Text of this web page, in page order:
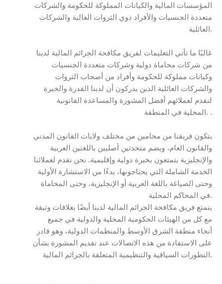
المؤسسات المالية والكيانات المملوكة للحكومة والشركات
متعددة الجنسيات والأفراد ذوي الثروات العالية والشركات
العائلية.
غالبًا ما تأتي التعليمات لفريق مكافحة الجرائم المالية لدينا
من شركات محاماة دولية وشركات متعددة الجنسيات
وكيانات مملوكة للحكومة وأفراد من أصحاب الثروات
والشركات العائلية الذين يدركون أن لدينا القدرة والخبرة
لنقدم لعملائهم أفضل المشورة والمساعدة القانونية
المحلية في المنطقة. .
يتكون فريقنا من محامين من مختلف ولايات القانون المدني
والقانون العام، ويضم متحدثين أصليين باللغتين العربية
والإنجليزية يتمتعون بخبرة دولية وإقليمية. نحن نقدم لعملائنا
الخدمة الشاملة التي يحتاجونها، بدءًا من الاستشارة الأولية
وحتى الصياغة باللغة العربية أو الإنجليزية، وحتى المحاماة
في المحاكم المحلية.
يتمتع فريق مكافحة الجرائم المالية لدينا أيضًا بعلاقات وثيقة
مع كل من الهيئات الحكومية المحلية والدولية في جميع
أنحاء منطقة الشرق الأوسط والمنظمات الدولية، وهو قادر
على الاستفادة من هذه الاتصالات عند تقديم المشورة بشأن
التطورات السياقية والتنظيمية المتعلقة بالجرائم المالية.